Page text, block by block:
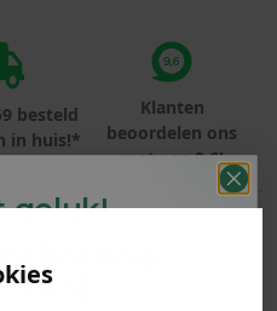
besteld
in huis!*
Klanten
beoordelen ons
met een 9,6!
geluk!
-30%